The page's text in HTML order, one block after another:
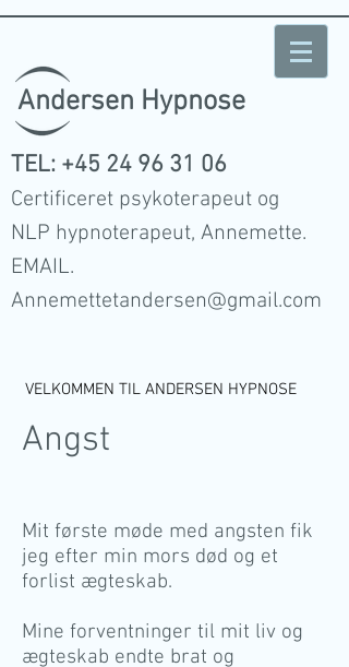
Andersen Hypnose
TEL: +45 24 96 31 06
Certificeret psykoterapeut og
NLP hypnoterapeut, Annemette.
EMAIL.
Annemettetandersen@gmail.com
VELKOMMEN TIL ANDERSEN HYPNOSE
Angst
Mit første møde med angsten fik
jeg efter min mors død og et
forlist ægteskab.
Mine forventninger til mit liv og
ægteskab endte brat og